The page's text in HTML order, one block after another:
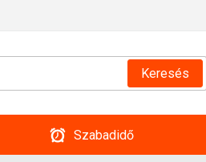
Keresés
Szabadidő